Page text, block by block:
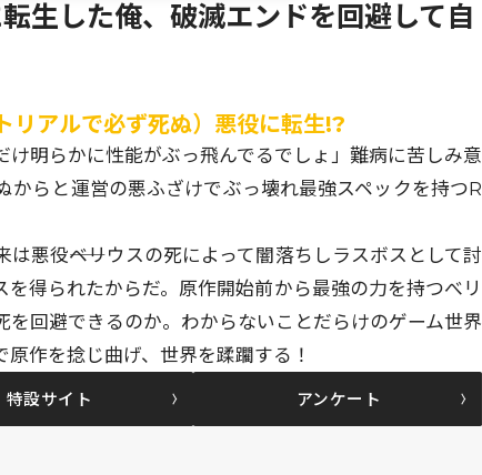
生した俺、破滅エンドを回避して自
アルで必ず死ぬ）悪役に転生!?
明らかに性能がぶっ飛んでるでしょ」難病に苦しみ意
らと運営の悪ふざけでぶっ壊れ最強スペックを持つR
悪役――ベリウスの死によって闇落ちしラスボスとして討
得られたからだ。原作開始前から最強の力を持つべリ
回避できるのか。わからないことだらけのゲーム世界
作を捻じ曲げ、世界を蹂躙する！
特設サイト アンケート